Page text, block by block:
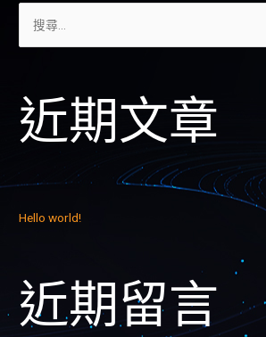
近期文章
Hello world!
近期留言